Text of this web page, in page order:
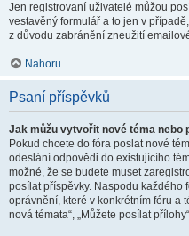
Jen registrovaní uživatelé můžou
vestavěný formulář a to jen v
z důvodu zabránění zneužití
Nahoru
Psaní příspěvků
Jak můžu vytvořit nové téma nebo
Pokud chcete do fóra poslat nové
odeslání odpovědi do existujícího
možné, že se budete muset
posílat příspěvky. Naspodu každého
oprávnění, které v konkrétním fóru a
nová témata“, „Můžete posílat